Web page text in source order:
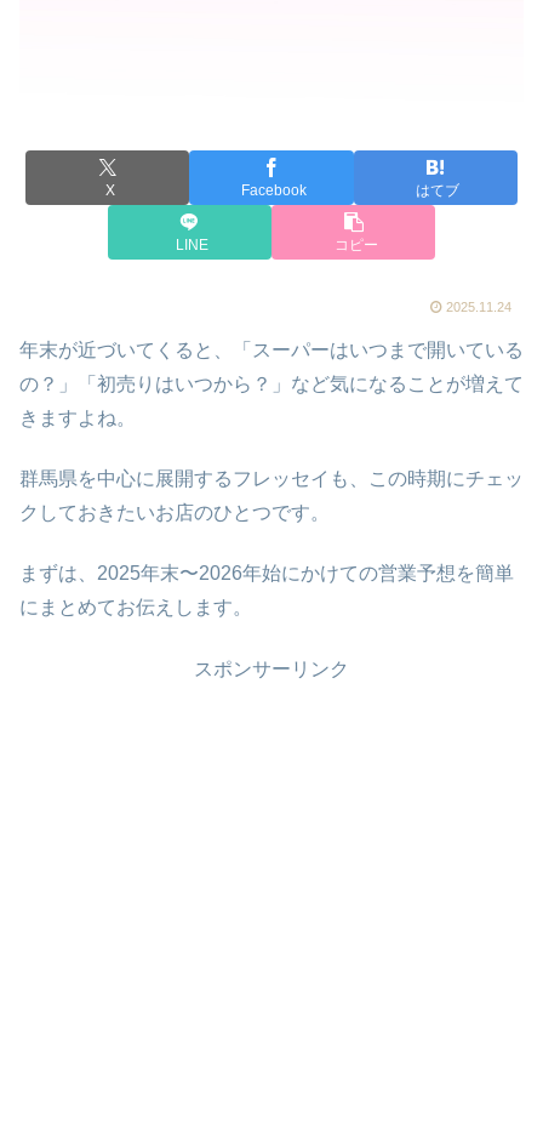
X Facebook はてブ
LINE コピー
2025.11.24
年末が近づいてくると、「スーパーはいつまで開いている
の？」「初売りはいつから？」など気になることが増えて
きますよね。
群馬県を中心に展開するフレッセイも、この時期にチェッ
クしておきたいお店のひとつです。
まずは、2025年末〜2026年始にかけての営業予想を簡単
にまとめてお伝えします。
スポンサーリンク